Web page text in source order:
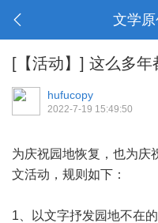
文学
[【活动】] 这么多年
hufucopy
2022-7-19 15:49:50
为庆祝园地恢复，也为庆
文活动，规则如下：
1、以文字抒发园地不在